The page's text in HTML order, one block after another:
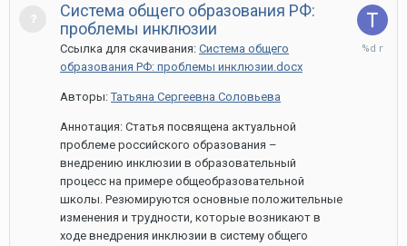
Система общего образования РФ:
проблемы инклюзии
Ссылка для скачивания: Система общего
образования РФ: проблемы инклюзии.docx
Авторы:Татьяна Сергеевна Соловьева
Аннотация: Статья посвящена актуальной
проблеме российского образования –
внедрению инклюзии в образовательный
процесс на примере общеобразовательной
школы. Резюмируются основные положительные
изменения и трудности, которые возникают в
ходе внедрения инклюзии в систему общего
29